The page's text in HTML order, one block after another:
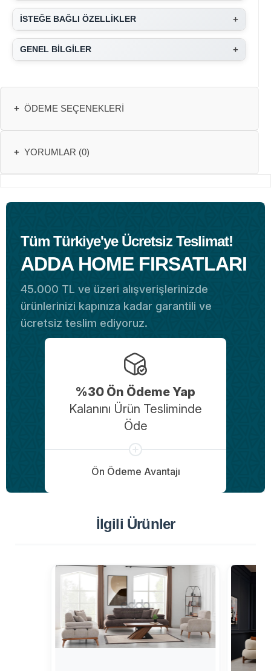
İSTEĞE BAĞLI ÖZELLİKLER +
GENEL BİLGİLER +
+ ÖDEME SEÇENEKLERI
+ YORUMLAR (0)
Tüm Türkiye'ye Ücretsiz Teslimat!
ADDA HOME FIRSATLARI
45.000 TL ve üzeri alışverişlerinizde
ürünlerinizi kapınıza kadar garantili ve
ücretsiz teslim ediyoruz.
%30 Ön Ödeme Yap
Kalanını Ürün Tesliminde
Öde
Ön Ödeme Avantajı
İlgili Ürünler